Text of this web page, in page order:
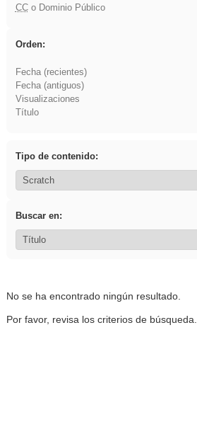
CCo Dominio Público
Orden:
Fecha (recientes)
Fecha (antiguos)
Visualizaciones
Título
Tipo de contenido:
Buscar en:
No se ha encontrado ningún resultado.
Por favor, revisa los criterios de búsqueda.